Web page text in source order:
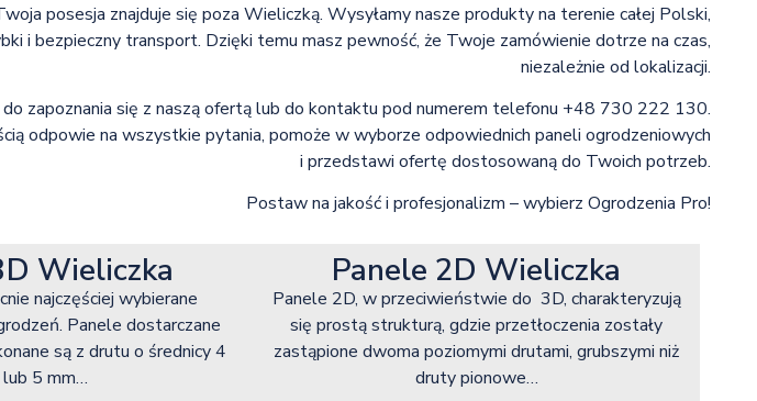
posesja znajduje się poza Wieliczką. Wysyłamy nasze produkty na terenie całej Polski,
i bezpieczny transport. Dzięki temu masz pewność, że Twoje zamówienie dotrze na czas,
niezależnie od lokalizacji.
do zapoznania się z naszą ofertą lub do kontaktu pod numerem telefonu +48 730 222 130.
odpowie na wszystkie pytania, pomoże w wyborze odpowiednich paneli ogrodzeniowych
i przedstawi ofertę dostosowaną do Twoich potrzeb.
Postaw na jakość i profesjonalizm – wybierz Ogrodzenia Pro!
Wieliczka
najczęściej wybierane
Panele dostarczane
są z drutu o średnicy 4
lub 5 mm…
Panele 2D Wieliczka
Panele 2D, w przeciwieństwie do 3D, charakteryzują
się prostą strukturą, gdzie przetłoczenia zostały
zastąpione dwoma poziomymi drutami, grubszymi niż
druty pionowe…